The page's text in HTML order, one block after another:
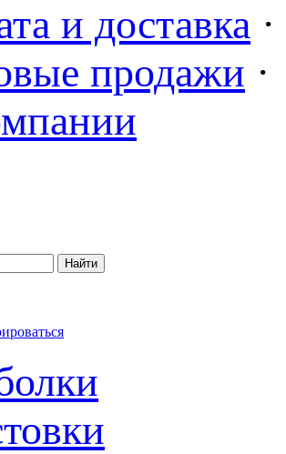
и доставка ·
продажи ·